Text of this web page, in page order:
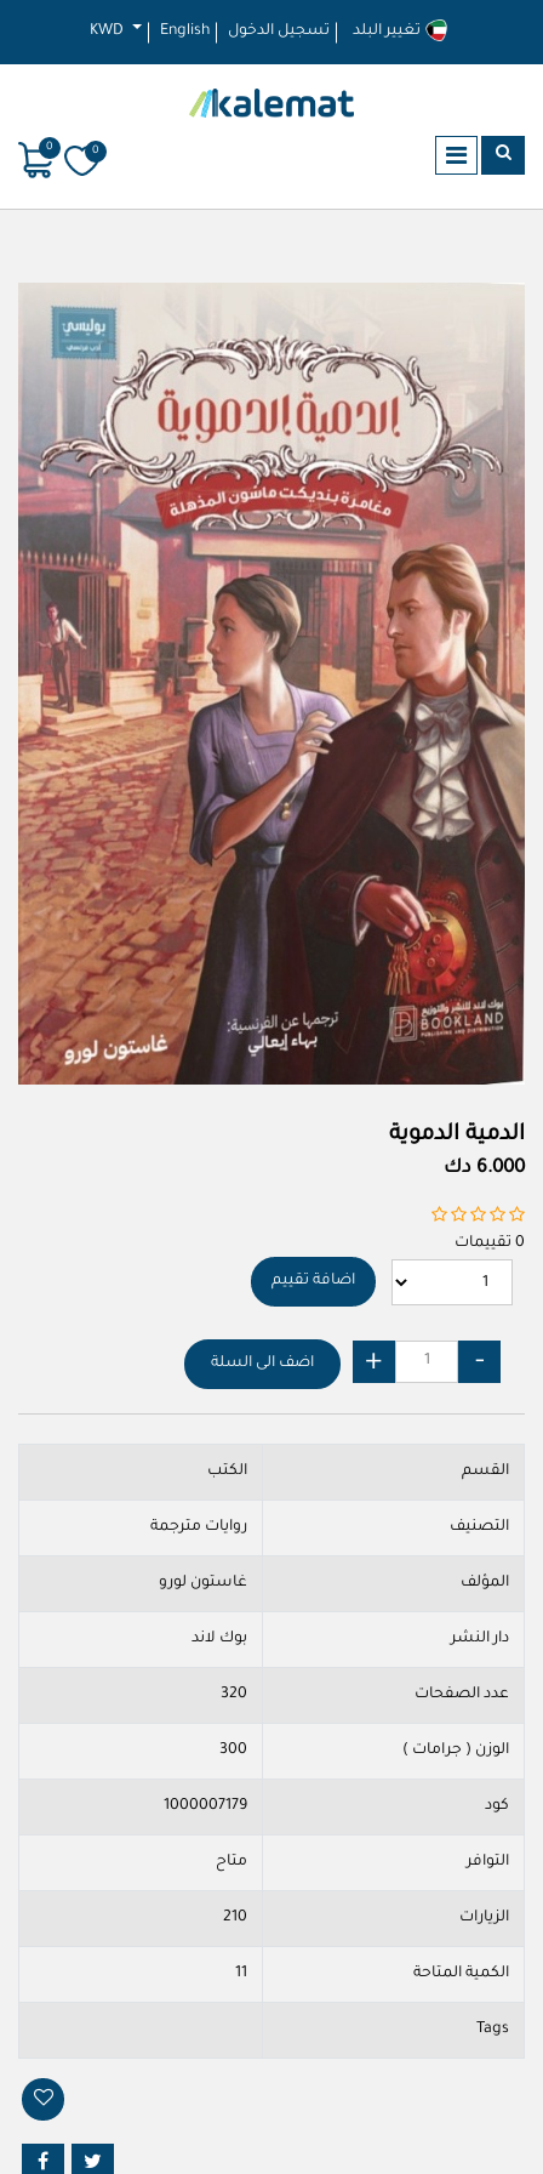
KWD English تسجيل الدخول
0
0
الدمية الدموية
6.000 دك
0 تقييمات
اضافة تقييم
اضف الى السلة
القسم الكتب
التصنيف روايات مترجمة
المؤلف غاستون لورو
دار النشر بوك لاند
عدد الصفحات 320
الوزن ( جرامات ) 300
كود 1000007179
التوافر متاح
الزيارات 210
الكمية المتاحة 11
Tags